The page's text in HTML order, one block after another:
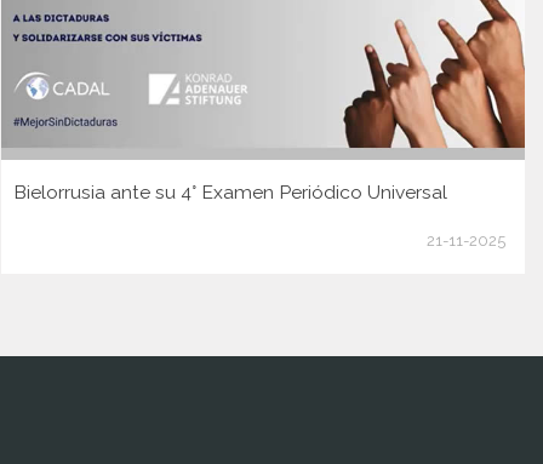
Bielorrusia ante su 4° Examen Periódico Universal
21-11-2025